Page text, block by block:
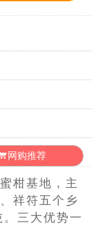
网购推荐
柑基地，主
祥符五个乡
三大优势一